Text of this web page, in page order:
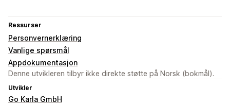
Ressurser
Personvernerklæring
Vanlige spørsmål
Appdokumentasjon
Denne utvikleren tilbyr ikke direkte støtte på Norsk (bokmål).
Utvikler
Go Karla GmbH